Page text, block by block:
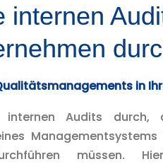
internen
in
Audits durch,
Managementsystems
müssen.